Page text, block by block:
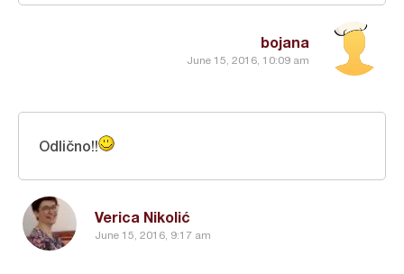
bojana
June 15, 2016, 10:09 am
Verica Nikolić
June 15, 2016, 9:17 am
Odlično!!